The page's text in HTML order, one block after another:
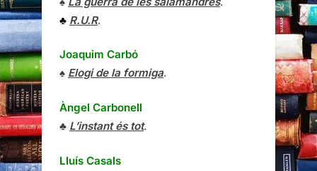
♣ R.U.R.
Joaquim Carbó
♠ Elogi de la formiga.
Àngel Carbonell
♣ L’instant és tot.
Lluís Casals